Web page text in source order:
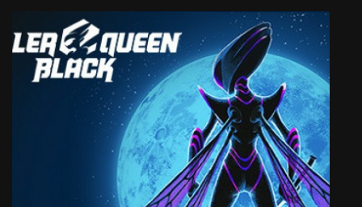
Serious Sam: Siberian Mayhem